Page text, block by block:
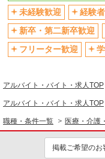
女性活躍中
フリーター歓迎
ブランクOK
高収入・高額
昇給あり
フルタイム歓迎
駅直結・駅チカ
バイク通勤OK
未経験歓迎
経験
新卒・第二新卒歓迎
フリーター歓迎
アルバイト・バイト・求人TOP
アルバイト・バイト・求人TOP
職種・条件一覧 医療・介護
掲載ご希望のお